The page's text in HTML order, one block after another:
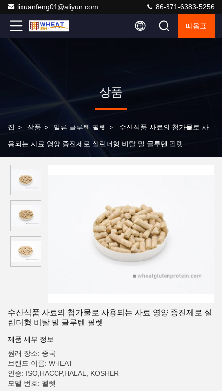
lixuanfeng01@aliyun.com 86-371-6383-5256
따옴표
상품
집 > 상품 > 밀류 글루텐 필렛 > 수산식품 사료의 첨가물로 사
용되는 사료 영양 증진제로 실린더형 비탈 밀 글루텐 필렛
수산식품 사료의 첨가물로 사용되는 사료 영양 증진제로 실
린더형 비탈 밀 글루텐 필렛
제품 세부 정보
원래 장소: 중국
브랜드 이름: WHEAT
인증: ISO,HACCP,HALAL, KOSHER
모델 번호: 펠렛